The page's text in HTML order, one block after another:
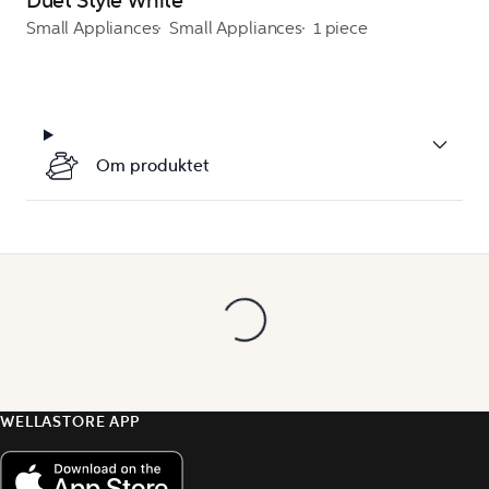
Small Appliances Small Appliances 1 piece
Om produktet
WELLASTORE APP